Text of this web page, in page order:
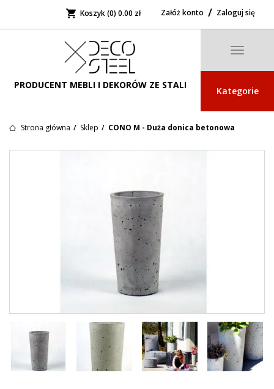
Koszyk (0)0.00 zł Załóż konto Zaloguj się
PRODUCENT MEBLI I DEKORÓW ZE STALI
Toggle
Kategorie
Strona główna Sklep CONO M - Duża donica betonowa